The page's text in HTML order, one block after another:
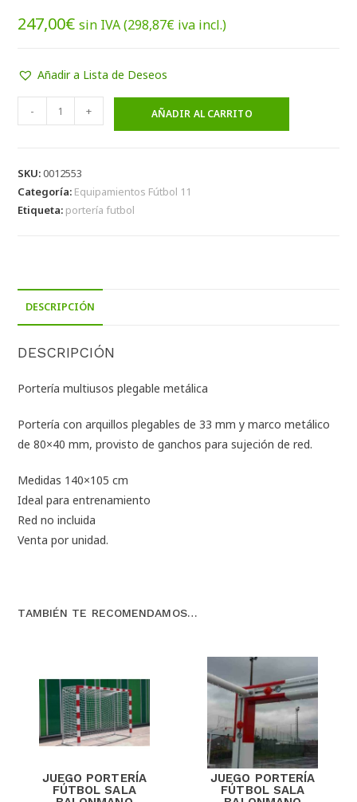
247,00€ sin IVA (298,87€ iva incl.)
Añadir a Lista de Deseos
- + AÑADIR AL CARRITO
SKU:0012553
Categoría: Equipamientos Fútbol 11
Etiqueta: portería futbol
DESCRIPCIÓN
DESCRIPCIÓN
Portería multiusos plegable metálica
Portería con arquillos plegables de 33 mm y marco metálico
de 80×40 mm, provisto de ganchos para sujeción de red.
Medidas 140×105 cm
Ideal para entrenamiento
Red no incluida
Venta por unidad.
TAMBIÉN TE RECOMENDAMOS…
JUEGO PORTERÍA
FÚTBOL SALA
JUEGO PORTERÍA
FÚTBOL SALA